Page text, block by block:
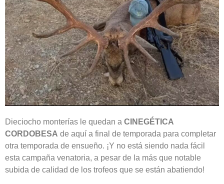
Dieciocho monterías le quedan a CINEGÉTICA
CORDOBESA de aquí a final de temporada para completar
otra temporada de ensueño. ¡Y no está siendo nada fácil
esta campaña venatoria, a pesar de la más que notable
subida de calidad de los trofeos que se están abatiendo!